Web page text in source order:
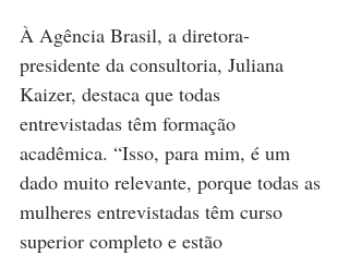
À Agência Brasil, a diretora-
presidente da consultoria, Juliana
Kaizer, destaca que todas
entrevistadas têm formação
acadêmica. “Isso, para mim, é um
dado muito relevante, porque todas as
mulheres entrevistadas têm curso
superior completo e estão